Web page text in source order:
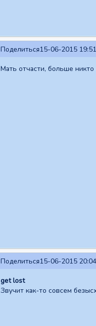
Поделиться15-06-2015
Мать отчасти, больше никто
Поделиться15-06-2015
get lost
Звучит как-то совсем